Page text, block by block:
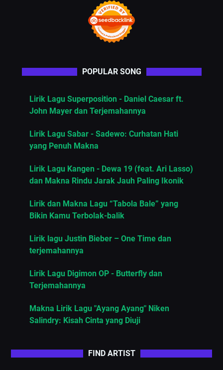
POPULAR SONG
Lirik Lagu Superposition - Daniel Caesar ft.
John Mayer dan Terjemahannya
Lirik Lagu Sabar - Sadewo: Curhatan Hati
yang Penuh Makna
Lirik Lagu Kangen - Dewa 19 (feat. Ari Lasso)
dan Makna Rindu Jarak Jauh Paling Ikonik
Lirik dan Makna Lagu “Tabola Bale” yang
Bikin Kamu Terbolak-balik
Lirik lagu Justin Bieber – One Time dan
terjemahannya
Lirik Lagu Digimon OP - Butterfly dan
Terjemahannya
Makna Lirik Lagu "Ayang Ayang" Niken
Salindry: Kisah Cinta yang Diuji
FIND ARTIST